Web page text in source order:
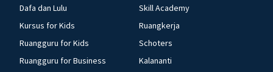
Dafa dan Lulu
Kursus for Kids
Ruangguru for Kids
Ruangguru for Business
Skill Academy
Ruangkerja
Schoters
Kalananti